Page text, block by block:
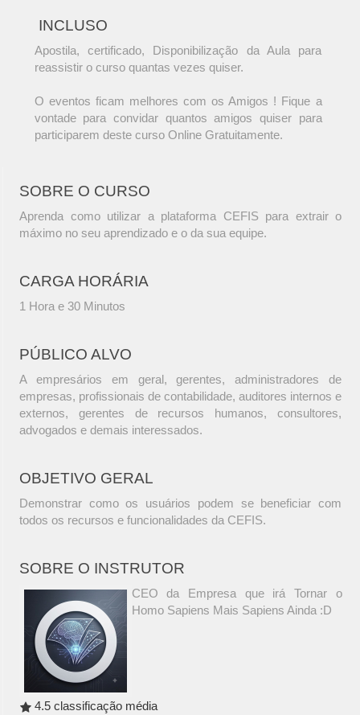
INCLUSO
Apostila, certificado, Disponibilização da Aula para
reassistir o curso quantas vezes quiser.
O eventos ficam melhores com os Amigos ! Fique a
vontade para convidar quantos amigos quiser para
participarem deste curso Online Gratuitamente.
SOBRE O CURSO
Aprenda como utilizar a plataforma CEFIS para extrair o
máximo no seu aprendizado e o da sua equipe.
CARGA HORÁRIA
1 Hora e 30 Minutos
PÚBLICO ALVO
A empresários em geral, gerentes, administradores de
empresas, profissionais de contabilidade, auditores internos e
externos, gerentes de recursos humanos, consultores,
advogados e demais interessados.
OBJETIVO GERAL
Demonstrar como os usuários podem se beneficiar com
todos os recursos e funcionalidades da CEFIS.
SOBRE O INSTRUTOR
CEO da Empresa que irá Tornar o
Homo Sapiens Mais Sapiens Ainda :D
4.5 classificação média